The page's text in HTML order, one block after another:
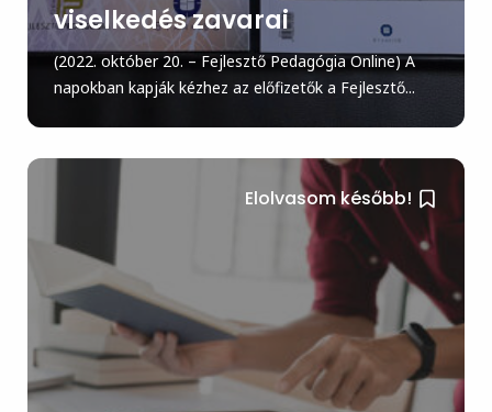
viselkedés zavarai
(2022. október 20. – Fejlesztő Pedagógia Online) A
napokban kapják kézhez az előfizetők a Fejlesztő...
Elolvasom később!